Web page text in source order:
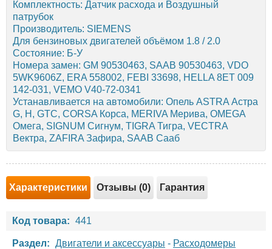
Комплектность: Датчик расхода и Воздушный
патрубок
Производитель: SIEMENS
Для бензиновых двигателей объёмом 1.8 / 2.0
Состояние: Б-У
Номера замен: GM 90530463, SAAB 90530463, VDO
5WK9606Z, ERA 558002, FEBI 33698, HELLA 8ET 009
142-031, VEMO V40-72-0341
Устанавливается на автомобили: Опель ASTRA Астра
G, H, GTC, CORSA Корса, MERIVA Мерива, OMEGA
Омега, SIGNUM Сигнум, TIGRA Тигра, VECTRA
Вектра, ZAFIRA Зафира, SAAB Сааб
Характеристики Отзывы (0) Гарантия
Код товара: 441
Раздел: Двигатели и аксессуары - Расходомеры